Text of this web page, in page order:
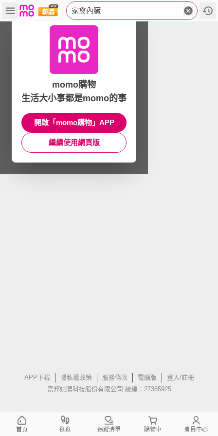
家禽內臟
APP下載 隱私權政策 服務條款 電腦版
登入/註冊
富邦媒體科技股份有限公司 統編：27365925
momo購物
生活大小事都是momo的事
開啟「momo購物」APP
繼續使用網頁版
首頁 逛逛 追蹤清單 購物車 會員中心